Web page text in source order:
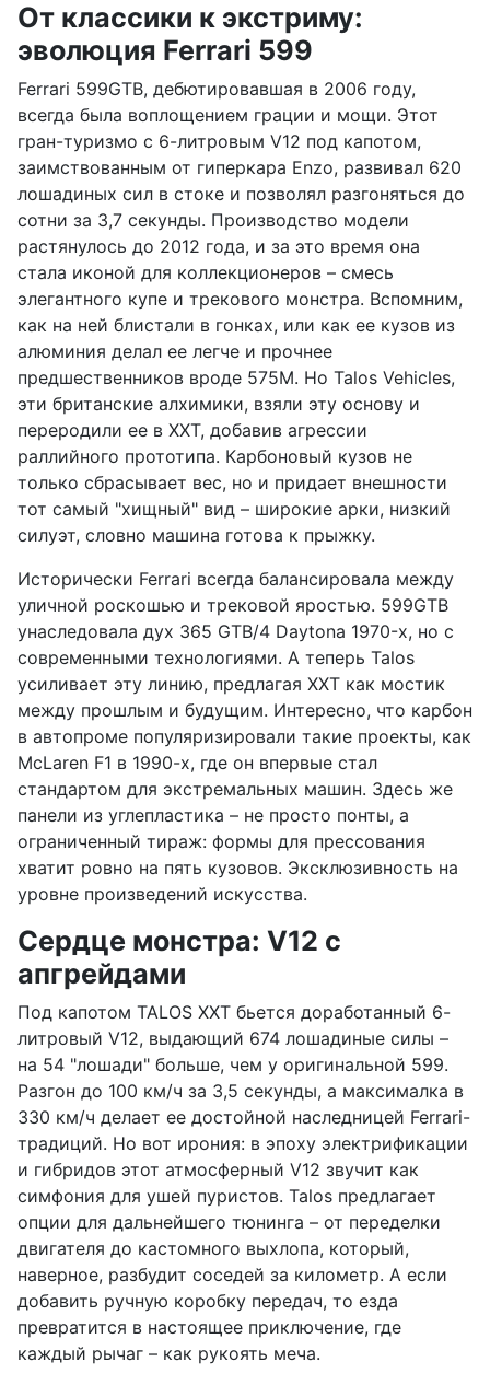
От классики к экстриму:
эволюция Ferrari 599
Ferrari 599GTB, дебютировавшая в 2006 году,
всегда была воплощением грации и мощи. Этот
гран-туризмо с 6-литровым V12 под капотом,
заимствованным от гиперкара Enzo, развивал 620
лошадиных сил в стоке и позволял разгоняться до
сотни за 3,7 секунды. Производство модели
растянулось до 2012 года, и за это время она
стала иконой для коллекционеров – смесь
элегантного купе и трекового монстра. Вспомним,
как на ней блистали в гонках, или как ее кузов из
алюминия делал ее легче и прочнее
предшественников вроде 575M. Но Talos Vehicles,
эти британские алхимики, взяли эту основу и
переродили ее в XXT, добавив агрессии
раллийного прототипа. Карбоновый кузов не
только сбрасывает вес, но и придает внешности
тот самый "хищный" вид – широкие арки, низкий
силуэт, словно машина готова к прыжку.
Исторически Ferrari всегда балансировала между
уличной роскошью и трековой яростью. 599GTB
унаследовала дух 365 GTB/4 Daytona 1970-х, но с
современными технологиями. А теперь Talos
усиливает эту линию, предлагая XXT как мостик
между прошлым и будущим. Интересно, что карбон
в автопроме популяризировали такие проекты, как
McLaren F1 в 1990-х, где он впервые стал
стандартом для экстремальных машин. Здесь же
панели из углепластика – не просто понты, а
ограниченный тираж: формы для прессования
хватит ровно на пять кузовов. Эксклюзивность на
уровне произведений искусства.
Сердце монстра: V12 с
апгрейдами
Под капотом TALOS XXT бьется доработанный 6-
литровый V12, выдающий 674 лошадиные силы –
на 54 "лошади" больше, чем у оригинальной 599.
Разгон до 100 км/ч за 3,5 секунды, а максималка в
330 км/ч делает ее достойной наследницей Ferrari-
традиций. Но вот ирония: в эпоху электрификации
и гибридов этот атмосферный V12 звучит как
симфония для ушей пуристов. Talos предлагает
опции для дальнейшего тюнинга – от переделки
двигателя до кастомного выхлопа, который,
наверное, разбудит соседей за километр. А если
добавить ручную коробку передач, то езда
превратится в настоящее приключение, где
каждый рычаг – как рукоять меча.